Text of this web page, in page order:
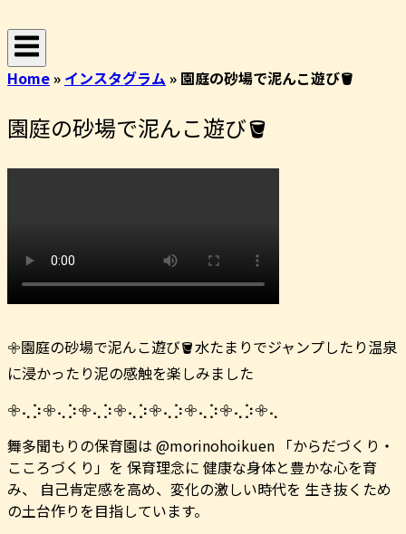
ン
テ
ン
へ
キ
ー
ム
Home» インスタグラム » 園庭の砂場で泥んこ遊び🪣
園庭の砂場で泥んこ遊び🪣
𖧷園庭の砂場で泥んこ遊び🪣水たまりでジャンプしたり温泉
に浸かったり泥の感触を楽しみました︎
𖧷⢄⡱𖧷⢄⡱𖧷⢄⡱𖧷⢄⡱𖧷⢄⡱𖧷⢄⡱𖧷⢄⡱𖧷⢄
舞多聞もりの保育園は @morinohoikuen 「からだづくり・
こころづくり」を 保育理念に 健康な身体と豊かな心を育
み、 自己肯定感を高め、変化の激しい時代を 生き抜くため
の土台作りを目指しています。